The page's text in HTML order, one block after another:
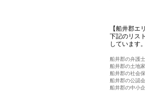
【船井郡エ
下記のリス
しています。
船井郡の弁護
船井郡の土地
船井郡の社会
船井郡の公認
船井郡の中小